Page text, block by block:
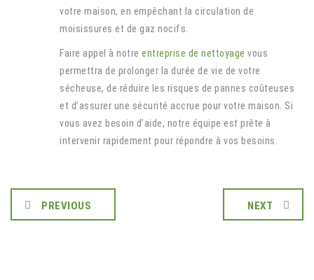
votre maison, en empêchant la circulation de
moisissures et de gaz nocifs.
Faire appel à notre entreprise de nettoyage vous
permettra de prolonger la durée de vie de votre
sécheuse, de réduire les risques de pannes coûteuses
et d’assurer une sécurité accrue pour votre maison. Si
vous avez besoin d’aide, notre équipe est prête à
intervenir rapidement pour répondre à vos besoins.
PREVIOUS NEXT